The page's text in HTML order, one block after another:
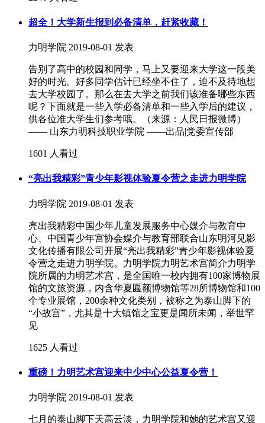
超全！大学新生报到必备清单，赶紧收藏！
力明学院 2019-08-01 发表
告别了高中的校园和同学，马上又要迎来大学这一段美
好的时光。好多同学估计已经坐不住了，迫不及待地想
去大学校园了。那么在去大学之前我们该准备哪些东西
呢？下面就是一些入学必备清单和一些入学后的建议，
供各位准大学生们参考哦。（来源：人民日报微博）
—— 山东力明科技职业学院 ——出品|党委宣传部
1601 人看过
“亮出我精彩”青少年影视体验夏令营之走进力明学院
力明学院 2019-08-01 发表
亮出我精彩中国少年儿童发展服务中心媒介与教育中
心、中国青少年宫协会媒介与教育部联合山东明河见影
文化传播有限公司开展“亮出我精彩”青少年影视体验夏
令营之走进力明学院。力明学院力明艺术宫简介力明学
院所属的力明艺术宫，是全国唯一校内拥有100家博物展
馆的文旅资源，内含华夏匾额博物馆等28所博物馆和100
个专业展馆，200余种文化类别，被称之为泰山脚下的
“小故宫”，尤其是十大镇馆之宝更是闻所未闻，举世罕
见
1625 人看过
重磅！力明艺术宫迎来中少中心公益夏令营！
力明学院 2019-08-01 发表
七月的泰山脚下天高云淡，力明学院和她的艺术宫又迎